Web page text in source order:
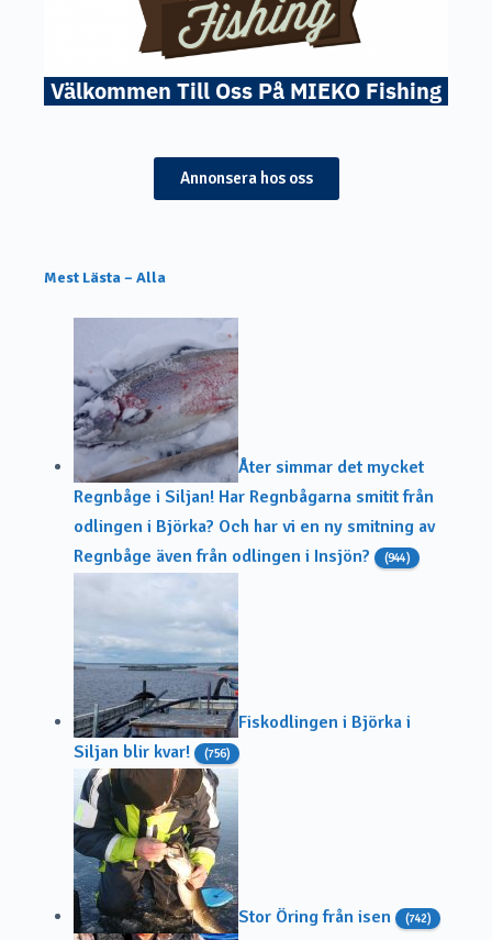
Välkommen Till Oss På MIEKO Fishing
Annonsera hos oss
Mest Lästa – Alla
Åter simmar det mycket
Regnbåge i Siljan! Har Regnbågarna smitit från
odlingen i Björka? Och har vi en ny smitning av
Regnbåge även från odlingen i Insjön?
(944)
Fiskodlingen i Björka i
Siljan blir kvar!
(756)
Stor Öring från isen (742)